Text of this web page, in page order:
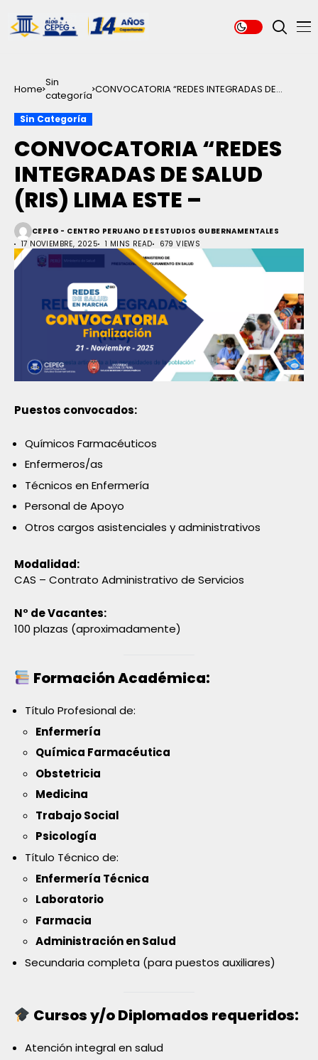
Home Sin
categoría CONVOCATORIA “REDES INTEGRADAS DE
Sin Categoría
CONVOCATORIA “REDES
INTEGRADAS DE SALUD
(RIS) LIMA ESTE –
CEPEG - CENTRO PERUANO DE ESTUDIOS GUBERNAMENTALES
17 NOVIEMBRE, 2025
1 MINS READ 679 VIEWS
Puestos convocados:
Químicos Farmacéuticos
Enfermeros/as
Técnicos en Enfermería
Personal de Apoyo
Otros cargos asistenciales y administrativos
Modalidad:
CAS – Contrato Administrativo de Servicios
N° de Vacantes:
100 plazas (aproximadamente)
Formación Académica:
Título Profesional de:
Enfermería
Química Farmacéutica
Obstetricia
Medicina
Trabajo Social
Psicología
Título Técnico de:
Enfermería Técnica
Laboratorio
Farmacia
Administración en Salud
Secundaria completa (para puestos auxiliares)
Cursos y/o Diplomados requeridos:
Atención integral en salud